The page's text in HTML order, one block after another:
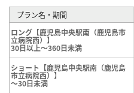
プラン名・期間
ロング【鹿児島中央駅南（鹿児島市
立病院西）】
30日以上～360日未満
ショート【鹿児島中央駅南（鹿児島
市立病院西）】
～30日未満